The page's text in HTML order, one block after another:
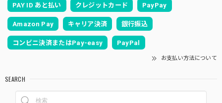
PAY ID あと払い クレジットカード PayPay
Amazon Pay キャリア決済 銀行振込
コンビニ決済またはPay-easy PayPal
お支払い方法について
SEARCH